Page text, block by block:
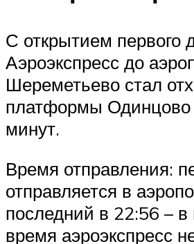
С открытием первого
Аэроэкспресс до
Шереметьево стал
платформы
минут.
Время отправления:
отправляется в
последний в 22:56 – в
время аэроэкспресс